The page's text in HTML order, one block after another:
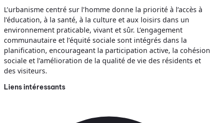
L’urbanisme centré sur l’homme donne la priorité à l’accès à
l’éducation, à la santé, à la culture et aux loisirs dans un
environnement praticable, vivant et sûr. L’engagement
communautaire et l’équité sociale sont intégrés dans la
planification, encourageant la participation active, la cohésion
sociale et l’amélioration de la qualité de vie des résidents et
des visiteurs.
Liens intéressants